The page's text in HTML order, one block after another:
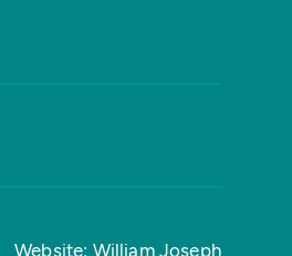
Website: William Joseph